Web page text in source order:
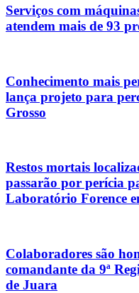
Serviços com
atendem mais de 93
Conhecimento mais
lança projeto para
Grosso
Restos mortais
passarão por perícia
Laboratório Forence
Colaboradores são
comandante da 9ª
de Juara